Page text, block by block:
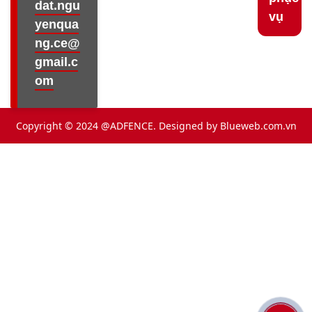
dat.ngu
yenqua
ng.ce@
gmail.c
om
vụ
Copyright © 2024 @ADFENCE. Designed by Blueweb.com.vn